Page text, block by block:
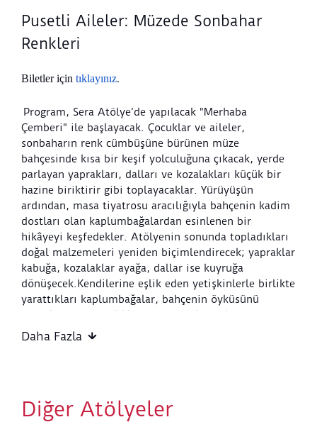
Pusetli Aileler: Müzede Sonbahar
Renkleri
Biletler için tıklayınız.
Program, Sera Atölye’de yapılacak "Merhaba
Çemberi" ile başlayacak. Çocuklar ve aileler,
sonbaharın renk cümbüşüne bürünen müze
bahçesinde kısa bir keşif yolculuğuna çıkacak, yerde
parlayan yaprakları, dalları ve kozalakları küçük bir
hazine biriktirir gibi toplayacaklar. Yürüyüşün
ardından, masa tiyatrosu aracılığıyla bahçenin kadim
dostları olan kaplumbağalardan esinlenen bir
hikâyeyi keşfedekler. Atölyenin sonunda topladıkları
doğal malzemeleri yeniden biçimlendirecek; yapraklar
kabuğa, kozalaklar ayağa, dallar ise kuyruğa
dönüşecek.Kendilerine eşlik eden yetişkinlerle birlikte
yarattıkları kaplumbağalar, bahçenin öyküsünü
neşeyle ve yaratıcılıkla yeniden anlatacak.
Atölye Kuralları:
Daha Fazla
Diğer Atölyeler